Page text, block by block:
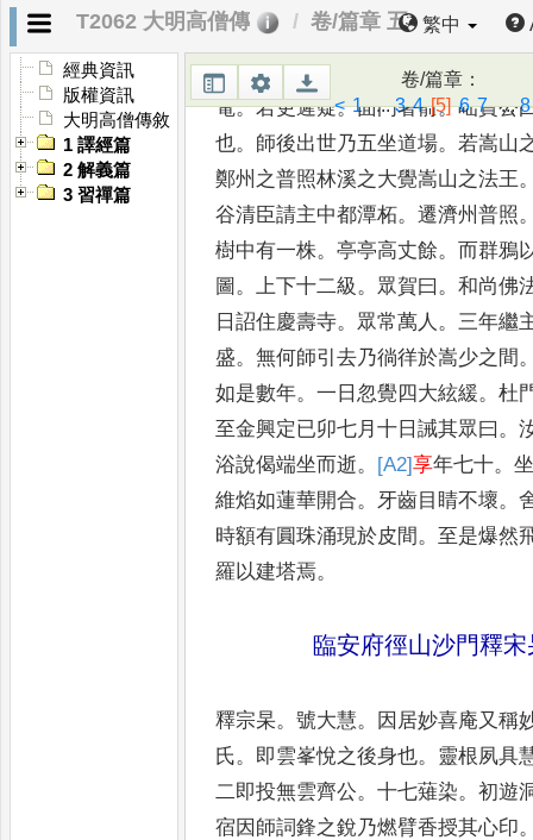
T2062 大明高僧傳 卷/篇章 五 繁中
經典資訊
版權資訊
大明高僧傳敘
1 譯經篇
2 解義篇
3 習禪篇
卷/篇章：
< 1...3 4 [5] 6 7...8
禪 。 但再參去。自有得力處 。
一日
聞打板聲霍然證入
遂呈偈曰
電。若更遲疑。面門著箭。咄寶公
也。 師後出世乃五坐道場。 若嵩山
鄭州之普照林溪之大覺嵩山之法王
谷清臣請主中都潭柘。遷濟州普照
樹中有一株。亭亭高丈餘。而群鴉
圖 。 上下十二級 。 眾賀曰 。和尚佛
日詔住慶壽寺。 眾常萬人 。 三年繼
盛。無何師引去乃徜徉於嵩少之間
如是數年。一日忽覺四大絃緩。杜
至金興定已卯七月十 日誡其眾曰 。
浴說偈端坐而逝。 [A2]享年七十。
維焰如蓮華開合。 牙齒目睛不壞。
時額有圓珠涌現於皮間 。至是爆然
羅以建塔焉。
臨安府徑山沙門釋宋
釋宗杲。號大慧。
因居妙喜庵又稱
氏。 即雲峯悅之後身也。 靈根夙具
二即投無雲齊公。十七薙染。初遊
宿因師詞鋒之銳乃燃臂香授其心印